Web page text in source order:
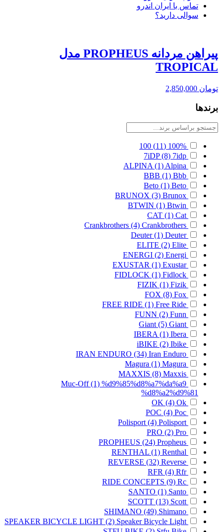
تماس با ایران اندرو
سوالی دارید؟
پیراهن مردانه PROPHEUS مدل
TROPICAL
تومان
برندها
100%
(11)
100
7iDP (8) 7idp
ALPINA (1) Alpina
BBB (1) Bbb
Beto (1) Beto
BRUNOX (3) Brunox
BTWIN (1) Btwin
CAT (1) Cat
Crankbrothers (4) Crankbrothers
Deuter (1) Deuter
ELITE (2) Elite
ENERGI (2) Energi
EXUSTAR (1) Exustar
FIDLOCK (1) Fidlock
FIZIK (1) Fizik
FOX (8) Fox
FREE RIDE (1) Free Ride
FUNN (2) Funn
Giant (5) Giant
IBERA (1) Ibera
iBIKE (2) Ibike
IRAN ENDURO (34) Iran Enduro
Magura (1) Magura
MAXXIS (8) Maxxis
Muc-Off (1) %d9%85%d8%a7%da%a9
%d8%a2%d9%81
OK (4) Ok
POC (4) Poc
Polisport (4) Polisport
PRO (2) Pro
PROPHEUS (24) Propheus
RENTHAL (1) Renthal
REVERSE (32) Reverse
RFR (4) Rfr
RIDE CONCEPTS (9) Rc
SANTO (1) Santo
SCOTT (13) Scott
SHIMANO (49) Shimano
SPEAKER BICYCLE LIGHT (2) Speaker Bicycle Light